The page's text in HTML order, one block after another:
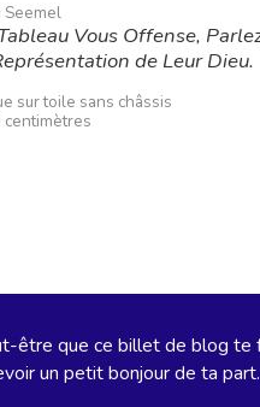
Seemel
Vous Offense,
de Leur Dieu.
sur toile sans châssis
centimètres
être que ce billet de blog te
un petit bonjour de ta part.